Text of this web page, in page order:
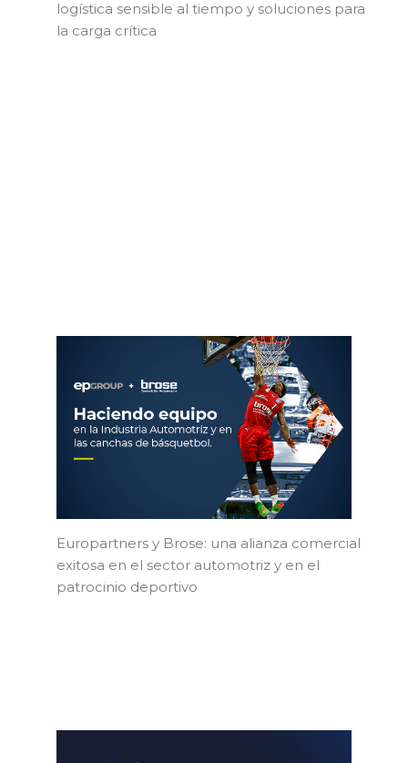
logística sensible al tiempo y soluciones para
la carga crítica
Europartners y Brose: una alianza comercial
exitosa en el sector automotriz y en el
patrocinio deportivo